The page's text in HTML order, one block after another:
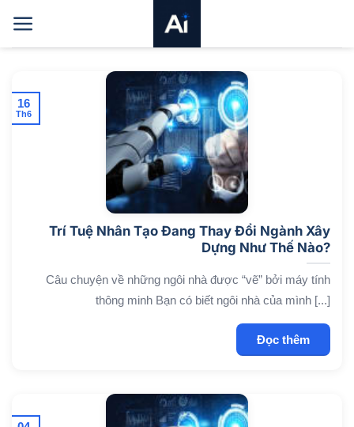
qua
nội
Trí Tuệ Nhân Tạo Đang Thay Đổi Ngành Xây
Dựng Như Thế Nào?
Câu chuyện về những ngôi nhà được “vẽ” bởi máy tính
thông minh Bạn có biết ngôi nhà của mình [...]
Đọc thêm
16
Th6